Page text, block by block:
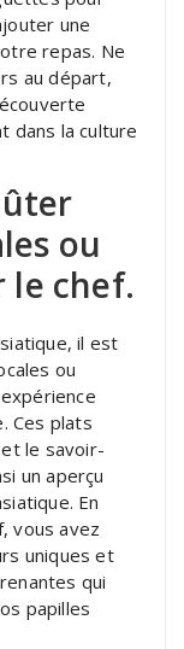
une
repas. Ne
au départ,
dans la culture
ou
le chef.
il est
ou
Ces plats
le savoir-
un aperçu
En
vous avez
uniques et
qui
papilles